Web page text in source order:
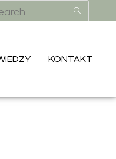
KONTAKT